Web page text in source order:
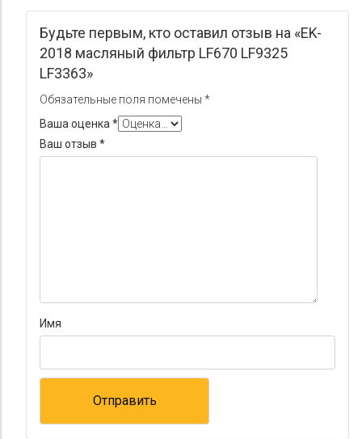
Будьте первым, кто оставил отзыв на «EK-
2018 масляный фильтр LF670 LF9325
LF3363»
Обязательные поля помечены *
Ваша оценка *
Ваш отзыв *
Имя